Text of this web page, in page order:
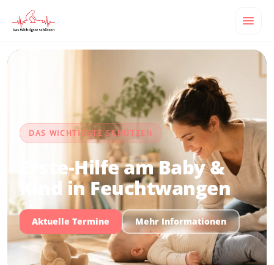
DAS WICHTIGSTE SCHÜTZEN
Erste-Hilfe am Baby &
Kind in Feuchtwangen
Aktuelle Termine Mehr Informationen